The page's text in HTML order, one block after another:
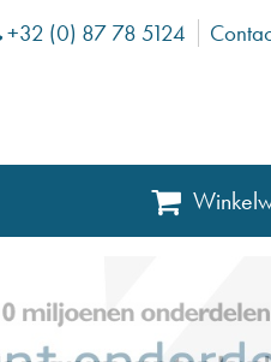
Phone
+32 (0) 87 78 5124